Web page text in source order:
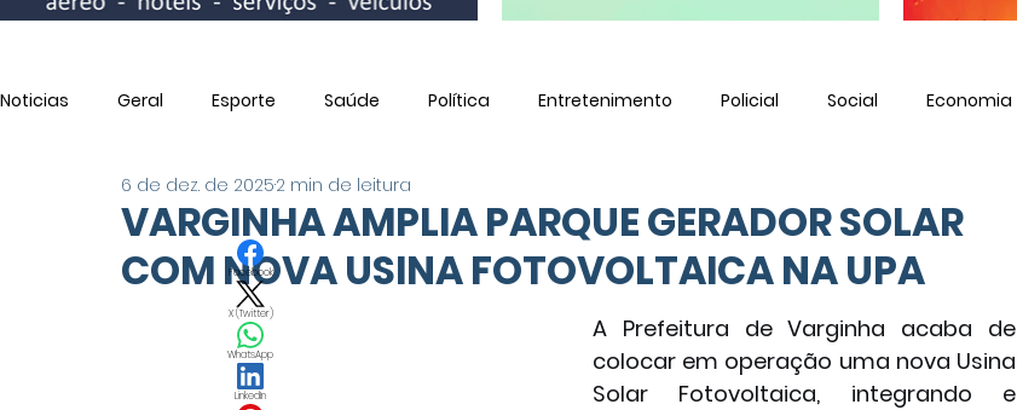
Noticias Geral Esporte Saúde Política Entretenimento Policial Social Economia
Utilidade Pública
VARGINHA AMPLIA PARQUE GERADOR SOLAR
COM NOVA USINA FOTOVOLTAICA NA UPA
6 de dez. de 20252 min de leitura
A Prefeitura de Varginha acaba de
colocar em operação uma nova Usina
Solar Fotovoltaica, integrando e
Facebook
X (Twitter)
WhatsApp
LinkedIn